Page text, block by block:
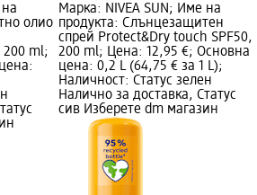
олио
200 ml;
Марка: NIVEA SUN; Име на
продукта: Слънцезащитен
спрей Protect&Dry touch SPF50,
200 ml; Цена: 12,95 €; Основна
цена: 0,2 L (64,75 € за 1 L);
Наличност: Статус зелен
Налично за доставка, Статус
сив Изберете dm магазин